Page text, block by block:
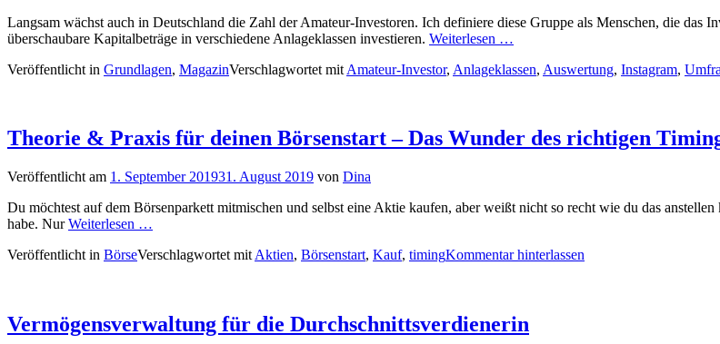
Langsam wächst auch in Deutschland die Zahl der Amateur-Investoren. Ich definiere diese Gruppe als Menschen, die das
überschaubare Kapitalbeträge in verschiedene Anlageklassen investieren. Weiterlesen …
Veröffentlicht in Grundlagen, MagazinVerschlagwortet mit Amateur-Investor, Anlageklassen, Auswertung, Instagram,
Theorie & Praxis für deinen Börsenstart – Das Wunder des richtigen
Veröffentlicht am 1. September 201931. August 2019 von Dina
Du möchtest auf dem Börsenparkett mitmischen und selbst eine Aktie kaufen, aber weißt nicht so recht wie du das
habe. NurWeiterlesen …
Veröffentlicht in BörseVerschlagwortet mit Aktien, Börsenstart, Kauf, timingKommentar hinterlassen
Vermögensverwaltung für die Durchschnittsverdienerin